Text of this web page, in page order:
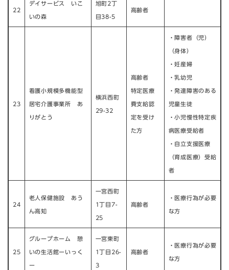
22
デイサービス いこ
いの森
旭町2丁
目38-5
高齢者
23
看護小規模多機能型
居宅介護事業所 あ
りがとう
横浜西町
29-32
高齢者
特定医療
費支給認
定を受け
た方
・障害者（児）
（身体）
・妊産婦
・乳幼児
・発達障害のある
児童生徒
・小児慢性特定疾
病医療受給者
・自立支援医療
（育成医療）受給
者
24
老人保健施設 あう
ん高知
一宮西町
1丁目7-
25
高齢者
・医療行為が必要
な方
25
グループホーム 憩
いの生活館ーいっく
ー
一宮東町
1丁目26-
3
高齢者
・医療行為が必要
な方